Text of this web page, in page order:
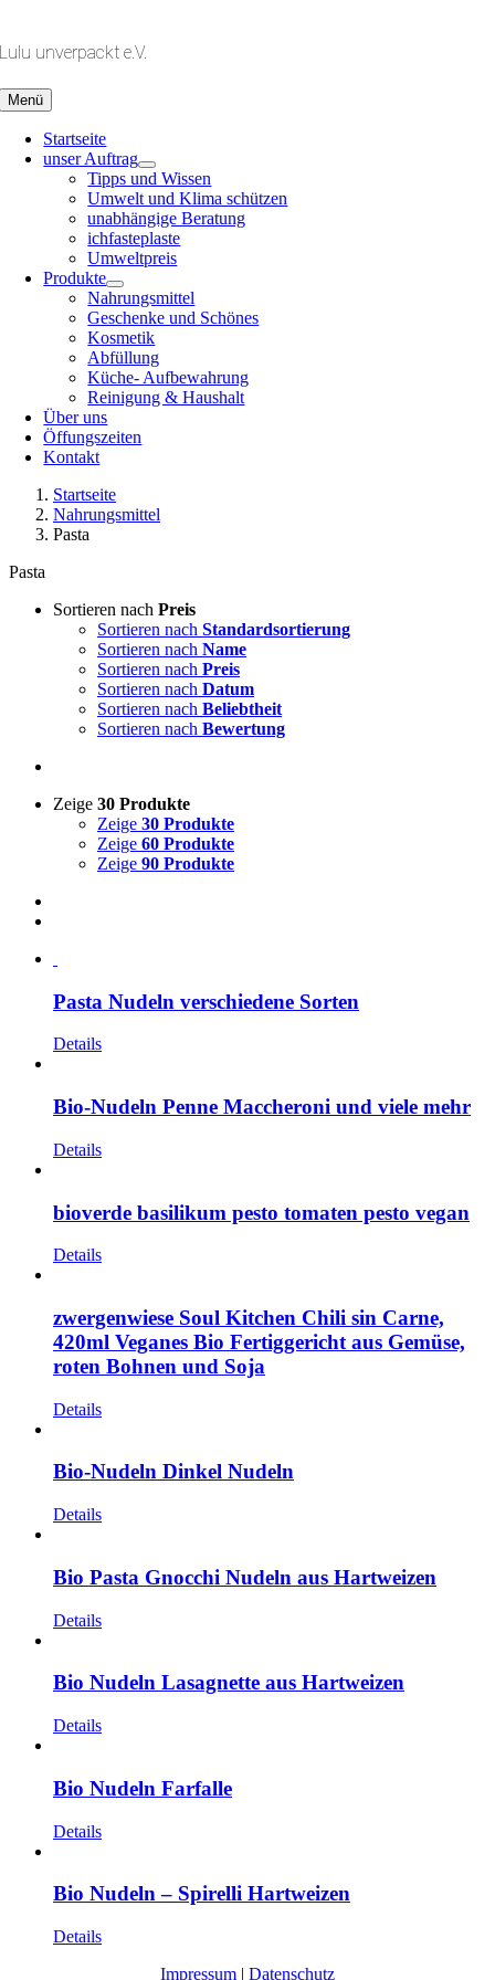
springen
Lulu unverpackt e.V.
Menü
Startseite
unser Auftrag
Tipps und Wissen
Umwelt und Klima schützen
unabhängige Beratung
ichfasteplaste
Umweltpreis
Produkte
Nahrungsmittel
Geschenke und Schönes
Kosmetik
Abfüllung
Küche- Aufbewahrung
Reinigung & Haushalt
Über uns
Öffungszeiten
Kontakt
Startseite
Nahrungsmittel
Pasta
Pasta
Sortieren nach Preis
Sortieren nach Standardsortierung
Sortieren nach Name
Sortieren nach Preis
Sortieren nach Datum
Sortieren nach Beliebtheit
Sortieren nach Bewertung
Zeige 30 Produkte
Zeige 30 Produkte
Zeige 60 Produkte
Zeige 90 Produkte
Pasta Nudeln verschiedene Sorten
Details
Bio-Nudeln Penne Maccheroni und viele mehr
Details
bioverde basilikum pesto tomaten pesto vegan
Details
zwergenwiese Soul Kitchen Chili sin Carne,
420ml Veganes Bio Fertiggericht aus Gemüse,
roten Bohnen und Soja
Details
Bio-Nudeln Dinkel Nudeln
Details
Bio Pasta Gnocchi Nudeln aus Hartweizen
Details
Bio Nudeln Lasagnette aus Hartweizen
Details
Bio Nudeln Farfalle
Details
Bio Nudeln – Spirelli Hartweizen
Details
Impressum | Datenschutz